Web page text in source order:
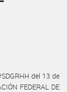
del 13 de
FEDERAL DE